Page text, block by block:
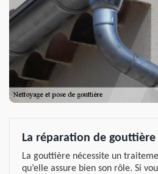
La réparation de gouttière
La gouttière nécessite un
qu’elle assure bien son rôle. Si